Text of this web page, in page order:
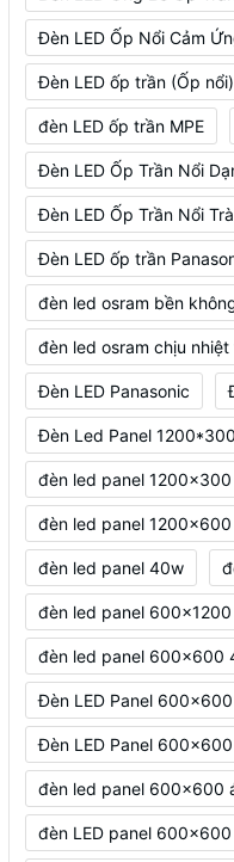
Đèn LED Ốp Nổi Cảm
Đèn LED ốp trần (Ốp nổi)
đèn LED ốp trần MPE
Đèn LED Ốp Trần Nổi
Đèn LED Ốp Trần Nổi
Đèn LED ốp trần
đèn led osram bền
đèn led osram chịu
Đèn LED Panasonic
Đèn Led Panel 1200*300
đèn led panel
đèn led panel
đèn led panel 40w
đèn led panel 600x1200
đèn led panel 600x600
Đèn LED Panel
Đèn LED Panel
đèn led panel 600x600
đèn LED panel